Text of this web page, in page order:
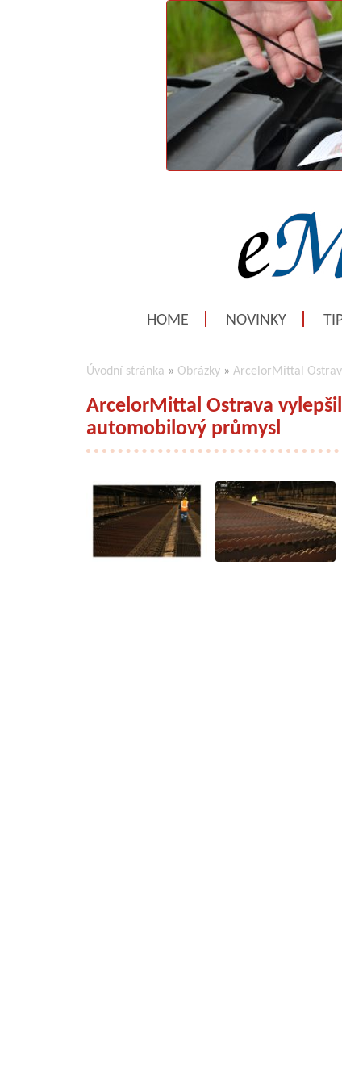
HOME NOVINKY
Úvodní stránka » Obrázky » ArcelorMittal
ArcelorMittal Ostrava
automobilový průmysl